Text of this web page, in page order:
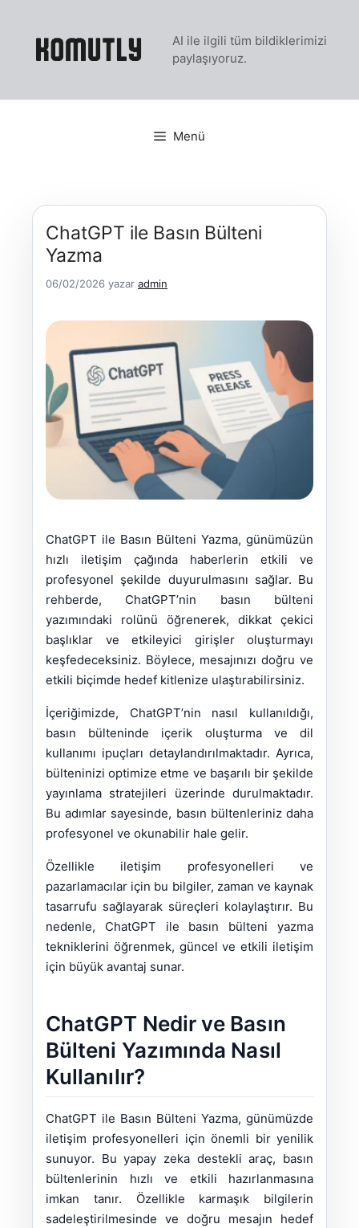
AI ile ilgili tüm bildiklerimizi
paylaşıyoruz.
Menü
ChatGPT ile Basın Bülteni
Yazma
06/02/2026 yazar admin
ChatGPT ile Basın Bülteni Yazma, günümüzün
hızlı iletişim çağında haberlerin etkili ve
profesyonel şekilde duyurulmasını sağlar. Bu
rehberde, ChatGPT’nin basın bülteni
yazımındaki rolünü öğrenerek, dikkat çekici
başlıklar ve etkileyici girişler oluşturmayı
keşfedeceksiniz. Böylece, mesajınızı doğru ve
etkili biçimde hedef kitlenize ulaştırabilirsiniz.
İçeriğimizde, ChatGPT’nin nasıl kullanıldığı,
basın bülteninde içerik oluşturma ve dil
kullanımı ipuçları detaylandırılmaktadır. Ayrıca,
bülteninizi optimize etme ve başarılı bir şekilde
yayınlama stratejileri üzerinde durulmaktadır.
Bu adımlar sayesinde, basın bültenleriniz daha
profesyonel ve okunabilir hale gelir.
Özellikle iletişim profesyonelleri ve
pazarlamacılar için bu bilgiler, zaman ve kaynak
tasarrufu sağlayarak süreçleri kolaylaştırır. Bu
nedenle, ChatGPT ile basın bülteni yazma
tekniklerini öğrenmek, güncel ve etkili iletişim
için büyük avantaj sunar.
ChatGPT Nedir ve Basın
Bülteni Yazımında Nasıl
Kullanılır?
ChatGPT ile Basın Bülteni Yazma, günümüzde
iletişim profesyonelleri için önemli bir yenilik
sunuyor. Bu yapay zeka destekli araç, basın
bültenlerinin hızlı ve etkili hazırlanmasına
imkan tanır. Özellikle karmaşık bilgilerin
sadeleştirilmesinde ve doğru mesajın hedef